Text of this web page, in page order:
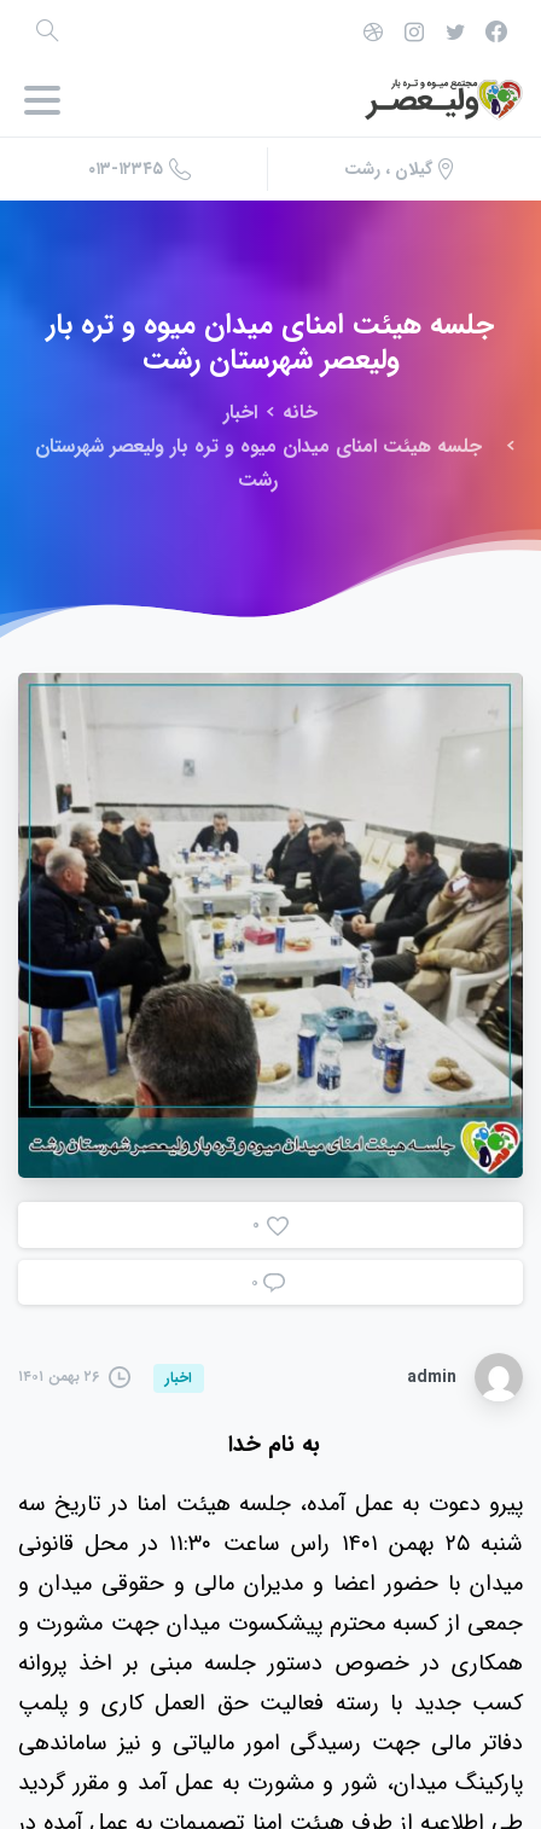
گیلان ، رشت ۰۱۳-۱۲۳۴۵
جلسه هیئت امنای میدان میوه و تره بار
ولیعصر شهرستان رشت
خانه
اخبار
جلسه هیئت امنای میدان میوه و تره بار ولیعصر شهرستان
رشت
0
۰
admin اخبار ۲۶ بهمن ۱۴۰۱
به نام خدا
پیرو دعوت به عمل آمده، جلسه هیئت امنا در تاریخ سه
شنبه ۲۵ بهمن ۱۴۰۱ راس ساعت ۱۱:۳۰ در محل قانونی
میدان با حضور اعضا و مدیران مالی و حقوقی میدان و
جمعی از کسبه محترم پیشکسوت میدان جهت مشورت و
همکاری در خصوص دستور جلسه مبنی بر اخذ پروانه
کسب جدید با رسته فعالیت حق العمل کاری و پلمپ
دفاتر مالی جهت رسیدگی امور مالیاتی و نیز ساماندهی
پارکینگ میدان، شور و مشورت به عمل آمد و مقرر گردید